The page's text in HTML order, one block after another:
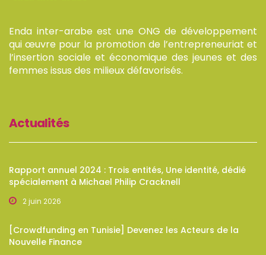
Enda inter-arabe est une ONG de développement
qui œuvre pour la promotion de l’entrepreneuriat et
l’insertion sociale et économique des jeunes et des
femmes issus des milieux défavorisés.
Actualités
Rapport annuel 2024 : Trois entités, Une identité, dédié
spécialement à Michael Philip Cracknell
2 juin 2026
[Crowdfunding en Tunisie] Devenez les Acteurs de la
Nouvelle Finance